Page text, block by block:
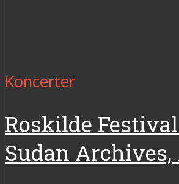
Koncerter
Roskilde
Sudan